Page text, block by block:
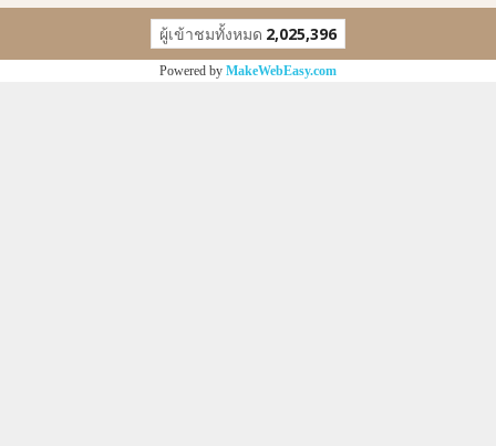
ผู้เข้าชมทั้งหมด 2,025,396
Powered by MakeWebEasy.com